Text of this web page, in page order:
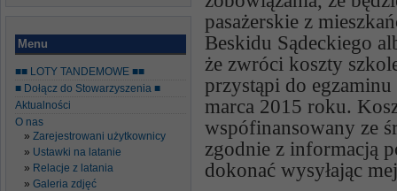
Menu
■■ LOTY TANDEMOWE ■■
■ Dołącz do Stowarzyszenia ■
Aktualności
O nas
Zarejestrowani użytkownicy
Ustawki na latanie
Relacje z latania
Galeria zdjęć
pasażerskie z
Beskidu Sądeckiego
że zwróci koszty
przystąpi do
marca 2015 roku.
wspófinansowany ze
zgodnie z informacją
dokonać wysyłając